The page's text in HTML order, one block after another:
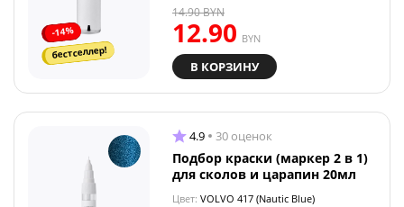
-14%
бестселлер!
12.90 BYN
14.90BYN
В КОРЗИНУ
4.9 30 оценок
Подбор краски (маркер 2 в 1)
для сколов и царапин 20мл
Цвет: VOLVO 417 (Nautic Blue)